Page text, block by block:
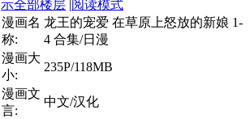
示全部楼层 |阅读模式
漫画名
称:
龙王的宠爱 在草原上怒放的新娘 1-
4 合集/日漫
漫画大
小:
235P/118MB
漫画文
言:
中文/汉化